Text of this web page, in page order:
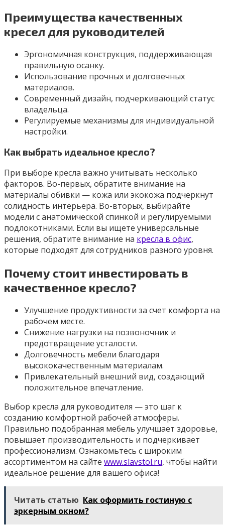
Преимущества качественных
кресел для руководителей
Эргономичная конструкция, поддерживающая
правильную осанку.
Использование прочных и долговечных
материалов.
Современный дизайн, подчеркивающий статус
владельца.
Регулируемые механизмы для индивидуальной
настройки.
Как выбрать идеальное кресло?
При выборе кресла важно учитывать несколько
факторов. Во-первых, обратите внимание на
материалы обивки — кожа или экокожа подчеркнут
солидность интерьера. Во-вторых, выбирайте
модели с анатомической спинкой и регулируемыми
подлокотниками. Если вы ищете универсальные
решения, обратите внимание на кресла в офис,
которые подходят для сотрудников разного уровня.
Почему стоит инвестировать в
качественное кресло?
Улучшение продуктивности за счет комфорта на
рабочем месте.
Снижение нагрузки на позвоночник и
предотвращение усталости.
Долговечность мебели благодаря
высококачественным материалам.
Привлекательный внешний вид, создающий
положительное впечатление.
Выбор кресла для руководителя — это шаг к
созданию комфортной рабочей атмосферы.
Правильно подобранная мебель улучшает здоровье,
повышает производительность и подчеркивает
профессионализм. Ознакомьтесь с широким
ассортиментом на сайте www.slavstol.ru, чтобы найти
идеальное решение для вашего офиса!
Читать статью Как оформить гостиную с
эркерным окном?